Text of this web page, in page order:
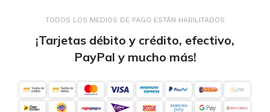
TODOS LOS MEDIOS DE PAGO ESTÁN HABILITADOS
¡Tarjetas débito y crédito, efectivo,
PayPal y mucho más!